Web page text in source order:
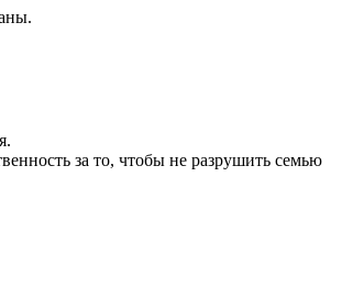
за то, чтобы не разрушить семью